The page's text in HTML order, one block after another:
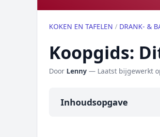
KOKEN EN TAFELEN / DRANK- &
Koopgids:
Door Lenny — Laatst bijgewerkt
Inhoudsopgave